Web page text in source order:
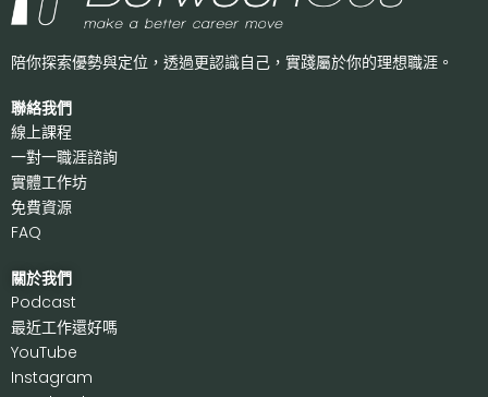
陪你探索優勢與定位，透過更認識自己， 實踐屬於你的理想職涯。
聯絡我們
線上課程
一對一職涯諮詢
實體工作坊
免費資源
FAQ
關於我們
Podcast
最近工作還好嗎
YouTube
Instagram